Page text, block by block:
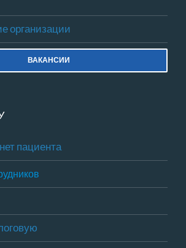
организации
ВАКАНСИИ
пациента